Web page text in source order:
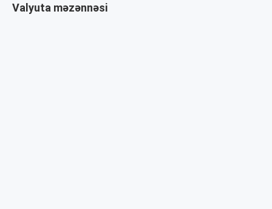
Valyuta məzənnəsi